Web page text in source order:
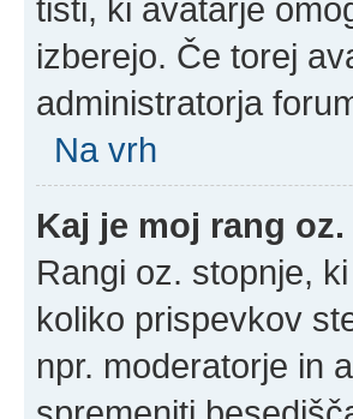
tisti, ki avatarje
izberejo. Če torej
administratorja
Na vrh
Kaj je moj rang
Rangi oz. stopnje,
koliko prispevkov
npr. moderatorje in